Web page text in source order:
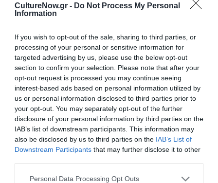
CultureNow.gr - Do Not Process My Personal
Information
If you wish to opt-out of the sale, sharing to third parties, or
processing of your personal or sensitive information for
targeted advertising by us, please use the below opt-out
section to confirm your selection. Please note that after your
opt-out request is processed you may continue seeing
interest-based ads based on personal information utilized by
us or personal information disclosed to third parties prior to
your opt-out. You may separately opt-out of the further
disclosure of your personal information by third parties on the
IAB’s list of downstream participants. This information may
also be disclosed by us to third parties on the IAB’s List of
Downstream Participants that may further disclose it to other
Personal Data Processing Opt Outs
Ημερομηνία
4-10 Ιανουαρίου 2013, Πέμπτη/
Πληροφορίες
210 9213310
Τιμές εισιτηρίων
10/15/20 ευρώ (Δεν περιλαμβάνει
ποτό)
Προπώληση
εισιτηρίων
viva.gr – 13855
Ακολουθήστε το Culturenow.gr στοGoogle Newsκαι
μάθετε πρώτοι όλες τις ειδήσεις
Δείτε όλα τατελευταία νέαγια την Τέχνη και τον
Πολιτισμό στοCulturenow.gr
Νέοι Διαγωνισμοί❯